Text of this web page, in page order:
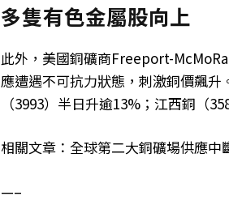
多隻有色金屬股向上
此外，美國銅礦商Freeport-
應遭遇不可抗力狀態，刺激銅價飆
（3993）半日升逾13%；江西銅（
相關文章：全球第二大銅礦場供應中
—–